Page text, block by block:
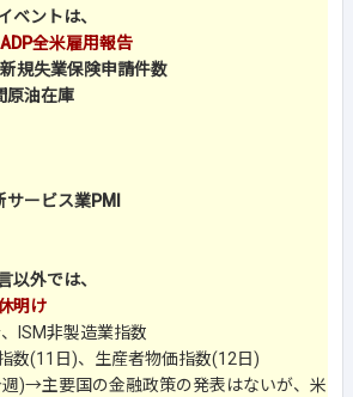
ベントは、
ADP全米雇用報告
規失業保険申請件数
原油在庫
サービス業PMI
以外では、
明け
ISM非製造業指数
数(11日)、生産者物価指数(12日)
週)→主要国の金融政策の発表はないが、米